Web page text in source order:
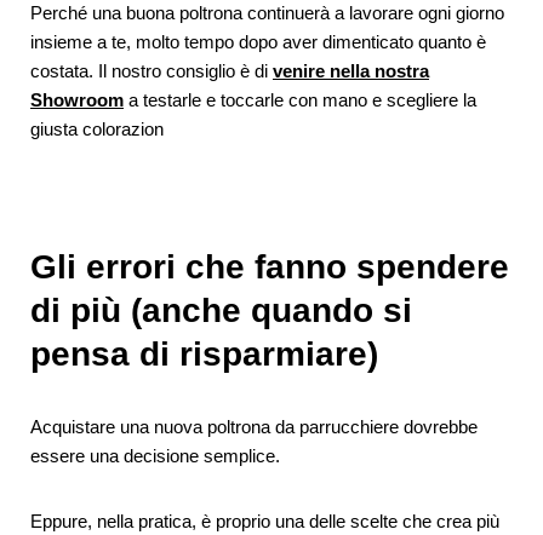
Perché una buona poltrona continuerà a lavorare ogni giorno
insieme a te, molto tempo dopo aver dimenticato quanto è
costata. Il nostro consiglio è di venire nella nostra
Showroom a testarle e toccarle con mano e scegliere la
giusta colorazion
Gli errori che fanno spendere
di più (anche quando si
pensa di risparmiare)
Acquistare una nuova poltrona da parrucchiere dovrebbe
essere una decisione semplice.
Eppure, nella pratica, è proprio una delle scelte che crea più